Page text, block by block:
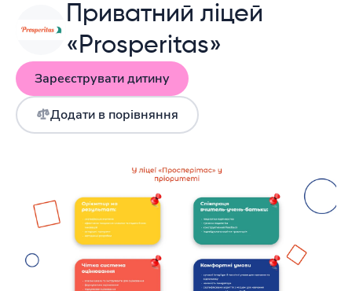
Приватний ліцей
«Prosperitas»
Зареєструвати дитину
Додати в порівняння